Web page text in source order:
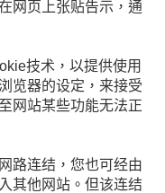
网页上张贴告示，通
技术，以提供使用
览器的设定，来接受
网站某些功能无法正
路连结，您也可经由
其他网站。但该连结